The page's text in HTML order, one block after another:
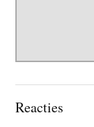
Lees
Reacties